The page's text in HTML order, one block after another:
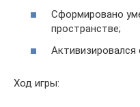
Сформировано
пространстве;
Активизировался
Ход игры: